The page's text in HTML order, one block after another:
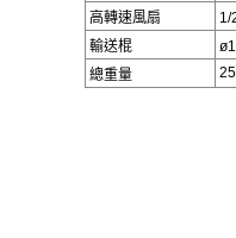
高轉速風扇
1/
輸送棍
總重量